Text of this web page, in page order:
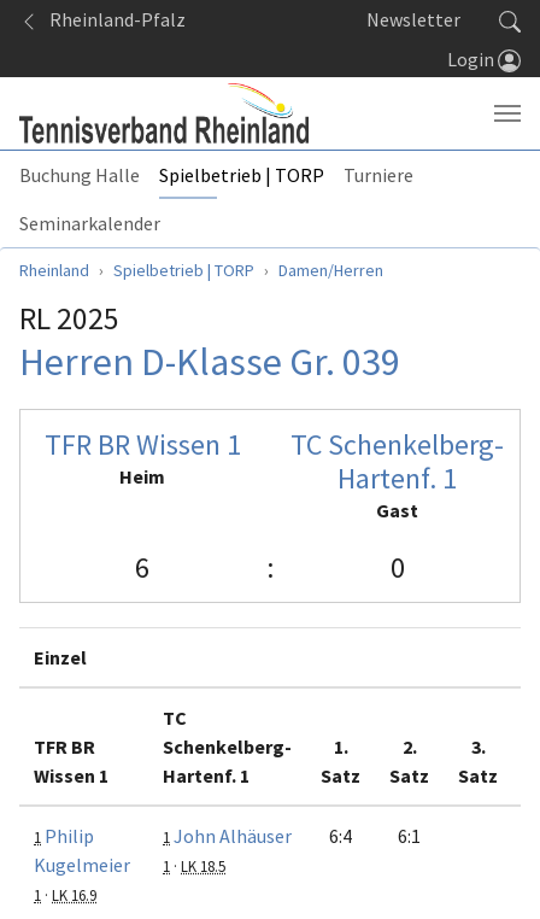
Springe zum Seiteninhalt
Rheinland-Pfalz
Newsletter
Login
Buchung Halle Spielbetrieb | TORP
Turniere
Seminarkalender
Sie sind hier:
Rheinland Spielbetrieb | TORP Damen/Herren
RL 2025
Herren D-Klasse Gr. 039
TFR BR Wissen 1
Heim
TC Schenkelberg-
Hartenf. 1
Gast
6 : 0
Einzel
TFR BR
Wissen 1
TC
Schenkelberg-
Hartenf. 1
1.
Satz
2.
Satz
3.
Satz
1 Philip
Kugelmeier
1 · LK 16.9
1 John Alhäuser
1 · LK 18.5
6:4 6:1